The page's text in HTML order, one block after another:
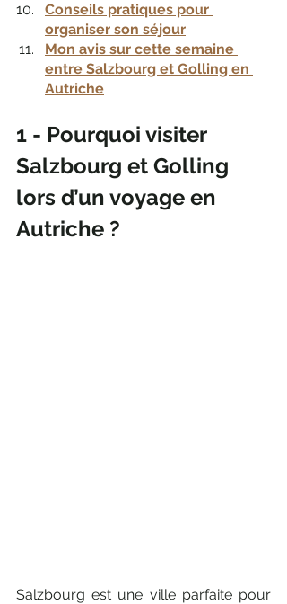
Conseils pratiques pour
organiser son séjour
Mon avis sur cette semaine
entre Salzbourg et Golling en
Autriche
1 - Pourquoi visiter
Salzbourg et Golling
lors d’un voyage en
Autriche ?
Salzbourg est une ville parfaite pour